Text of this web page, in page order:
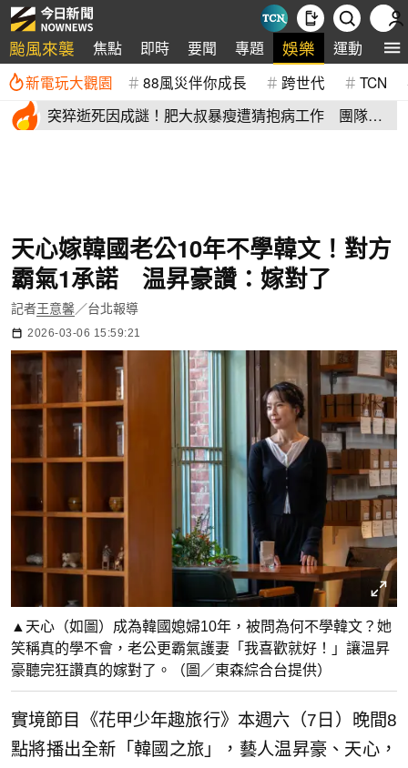
颱風來襲 焦點 即時 要聞 專題 娛樂 運動 全
新電玩大觀園 88風災伴你成長 跨世代 TCN
突猝逝死因成謎！肥大叔暴瘦遭猜抱病工作 團隊宣
天心嫁韓國老公10年不學韓文！對方
霸氣1承諾 温昇豪讚：嫁對了
記者王意馨／台北報導
2026-03-06 15:59:21
▲天心（如圖）成為韓國媳婦10年，被問為何不學韓文？她
笑稱真的學不會，老公更霸氣護妻「我喜歡就好！」讓温昇
豪聽完狂讚真的嫁對了。（圖／東森綜合台提供）
實境節目《花甲少年趣旅行》本週六（7日）晚間8
點將播出全新「韓國之旅」，藝人温昇豪、天心，